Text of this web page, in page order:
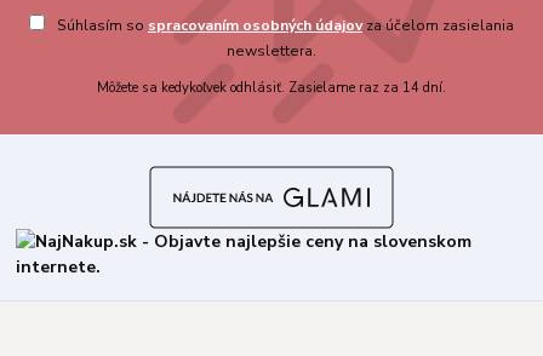
Súhlasím so spracovaním osobných údajovza účelom zasielania
newslettera.
Môžete sa kedykoľvek odhlásiť. Zasielame raz za 14 dní.